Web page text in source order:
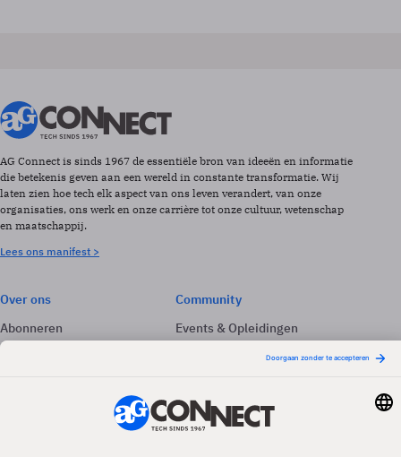
AG Connect is sinds 1967 de essentiële bron van ideeën en informatie
die betekenis geven aan een wereld in constante transformatie. Wij
laten zien hoe tech elk aspect van ons leven verandert, van onze
organisaties, ons werk en onze carrière tot onze cultuur, wetenschap
en maatschappij.
Lees ons manifest >
Over ons
Abonneren
Adverteren
Community
Events & Opleidingen